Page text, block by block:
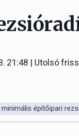
21:48 | Utolsó
minimális építőipari